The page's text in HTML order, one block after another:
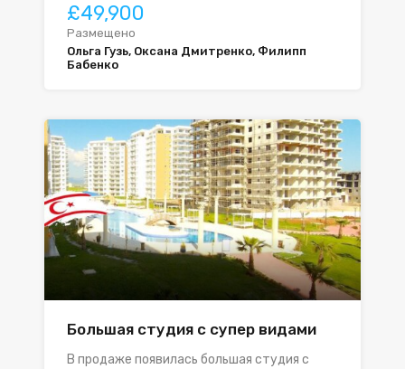
£49,900
Размещено
Ольга Гузь, Оксана Дмитренко, Филипп
Бабенко
Большая студия с супер видами
В продаже появилась большая студия с